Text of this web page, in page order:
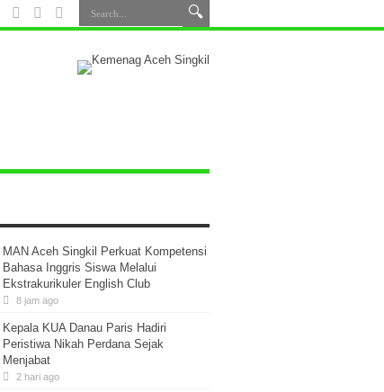
MAN Aceh Singkil Perkuat Kompetensi
Bahasa Inggris Siswa Melalui
Ekstrakurikuler English Club
8 jam ago
Kepala KUA Danau Paris Hadiri
Peristiwa Nikah Perdana Sejak
Menjabat
2 hari ago